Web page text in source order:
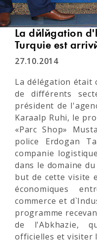
La délégation
Turquie est
27.10.2014
La délégation était
de différents
président de
Karaalp Ruhi, le
«Parc Shop»
police Erdogan
companie
dans le domaine
but de cette visite
économiques
commerce et
programme
de l'Abkhazie,
officielles et visiter